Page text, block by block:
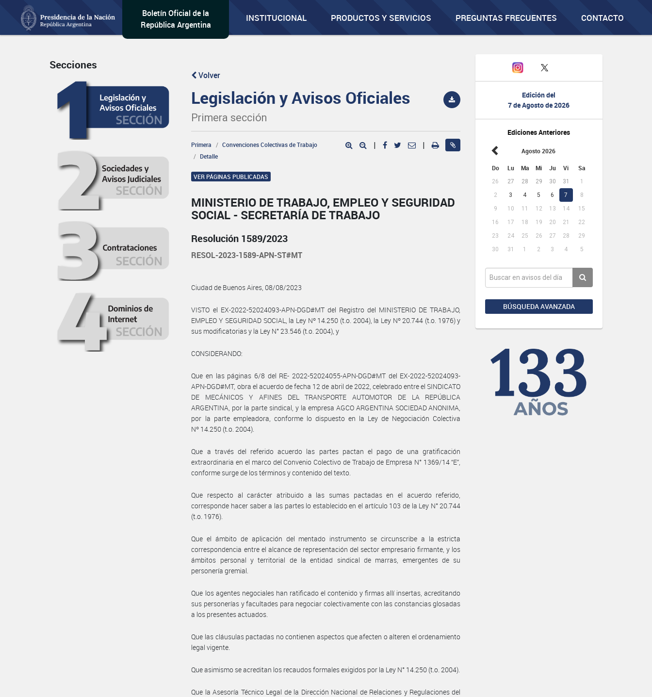
Boletín Oficial de la
República Argentina
INSTITUCIONAL PRODUCTOS Y SERVICIOS PREGUNTAS FRECUENTES CONTACTO
Edición del
7 de Agosto de 2026
Ediciones Anteriores
Agosto 2026
Do Lu Ma Mi Ju Vi Sa
26 27 28 29 30 31
1
2
3 4 5 6 7
8
9
10 11 12 13 14
15
16
17 18 19 20 21
22
23
24 25 26 27 28
29
30
31 1 2 3 4 5
BÚSQUEDA AVANZADA
Secciones
Volver
Legislación y Avisos Oficiales
Primera sección
Primera
Convenciones Colectivas de Trabajo
Detalle
| |
VER PÁGINAS PUBLICADAS
MINISTERIO DE TRABAJO, EMPLEO Y SEGURIDAD
SOCIAL - SECRETARÍA DE TRABAJO
Resolución 1589/2023
RESOL-2023-1589-APN-ST#MT
Ciudad de Buenos Aires, 08/08/2023
VISTO el EX-2022-52024093-APN-DGD#MT del Registro del MINISTERIO DE TRABAJO,
EMPLEO Y SEGURIDAD SOCIAL, la Ley Nº 14.250 (t.o. 2004), la Ley Nº 20.744 (t.o. 1976) y
sus modificatorias y la Ley N° 23.546 (t.o. 2004), y
CONSIDERANDO:
Que en las páginas 6/8 del RE- 2022-52024055-APN-DGD#MT del EX-2022-52024093-
APN-DGD#MT, obra el acuerdo de fecha 12 de abril de 2022, celebrado entre el SINDICATO
DE MECÁNICOS Y AFINES DEL TRANSPORTE AUTOMOTOR DE LA REPÚBLICA
ARGENTINA, por la parte sindical, y la empresa AGCO ARGENTINA SOCIEDAD ANONIMA,
por la parte empleadora, conforme lo dispuesto en la Ley de Negociación Colectiva
Nº 14.250 (t.o. 2004).
Que a través del referido acuerdo las partes pactan el pago de una gratificación
extraordinaria en el marco del Convenio Colectivo de Trabajo de Empresa N° 1369/14 “E”,
conforme surge de los términos y contenido del texto.
Que respecto al carácter atribuido a las sumas pactadas en el acuerdo referido,
corresponde hacer saber a las partes lo establecido en el artículo 103 de la Ley N° 20.744
(t.o. 1976).
Que el ámbito de aplicación del mentado instrumento se circunscribe a la estricta
correspondencia entre el alcance de representación del sector empresario firmante, y los
ámbitos personal y territorial de la entidad sindical de marras, emergentes de su
personería gremial.
Que los agentes negociales han ratificado el contenido y firmas allí insertas, acreditando
sus personerías y facultades para negociar colectivamente con las constancias glosadas
a los presentes actuados.
Que las cláusulas pactadas no contienen aspectos que afecten o alteren el ordenamiento
legal vigente.
Que asimismo se acreditan los recaudos formales exigidos por la Ley N° 14.250 (t.o. 2004).
Que la Asesoría Técnico Legal de la Dirección Nacional de Relaciones y Regulaciones del